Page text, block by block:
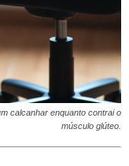
calcanhar enquanto contrai o
músculo glúteo.